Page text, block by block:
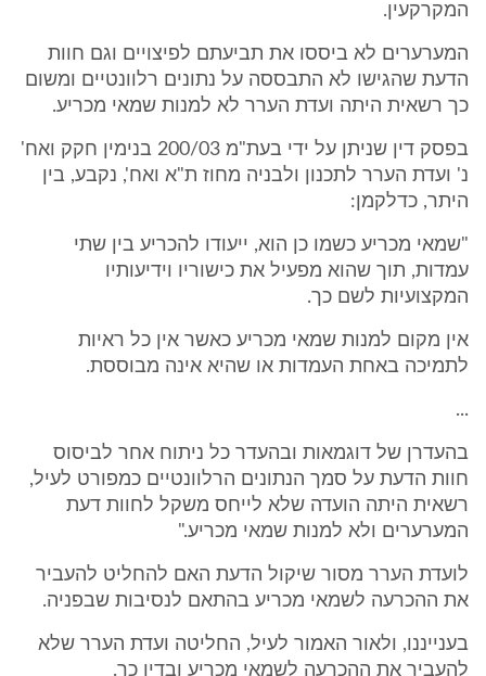
המקרקעין.
המערערים לא ביססו את תביעתם לפיצויים וגם חוות
הדעת שהגישו לא התבססה על נתונים רלוונטיים ומשום
כך רשאית היתה ועדת הערר לא למנות שמאי מכריע.
בפסק דין שניתן על ידי בעת"מ 200/03 בנימין חקק ואח'
נ' ועדת הערר לתכנון ולבניה מחוז ת"א ואח', נקבע, בין
היתר, כדלקמן:
"שמאי מכריע כשמו כן הוא, ייעודו להכריע בין שתי
עמדות, תוך שהוא מפעיל את כישוריו וידיעותיו
המקצועיות לשם כך.
אין מקום למנות שמאי מכריע כאשר אין כל ראיות
לתמיכה באחת העמדות או שהיא אינה מבוססת.
...
בהעדרן של דוגמאות ובהעדר כל ניתוח אחר לביסוס
חוות הדעת על סמך הנתונים הרלוונטיים כמפורט לעיל,
רשאית היתה הועדה שלא לייחס משקל לחוות דעת
המערערים ולא למנות שמאי מכריע."
לועדת הערר מסור שיקול הדעת האם להחליט להעביר
את ההכרעה לשמאי מכריע בהתאם לנסיבות שבפניה.
בענייננו, ולאור האמור לעיל, החליטה ועדת הערר שלא
להעביר את ההכרעה לשמאי מכריע ובדין כך.